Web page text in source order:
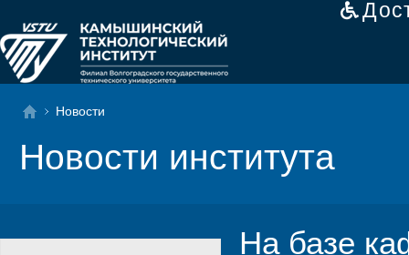
Новости
Новости института
На базе